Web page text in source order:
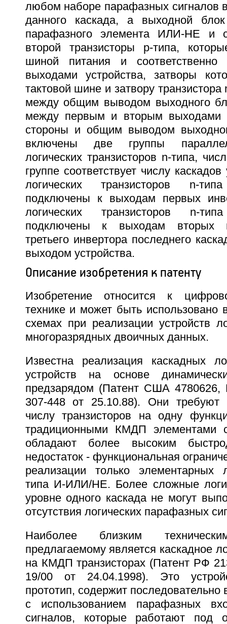
любом наборе парафазных сигналов
данного каскада, а выходной
парафазного элемента ИЛИ-НЕ и
второй транзисторы р-типа,
шиной питания и
выходами устройства, затворы
тактовой шине и затвору
между общим выводом выходного
между первым и вторым выходами
стороны и общим выводом
включены две группы
логических транзисторов n-типа,
группе соответствует числу
логических транзисторов n-
подключены к выходам первых
логических транзисторов n-
подключены к выходам вторых
третьего инвертора последнего
выходом устройства.
Описание изобретения к патенту
Изобретение относится к
технике и может быть использовано
схемах при реализации устройств
многоразрядных двоичных данных.
Известна реализация каскадных
устройств на основе
предзарядом (Патент США
307-448 от 25.10.88). Они требуют
числу транзисторов на одну
традиционными КМДП элементами
обладают более высоким
недостаток - функциональная
реализации только элементарных
типа И-ИЛИ/НЕ. Более сложные
уровне одного каскада не могут
отсутствия логических парафазных
Наиболее близким
предлагаемому является каскадное
на КМДП транзисторах (Патент РФ
19/00 от 24.04.1998). Это
прототип, содержит
с использованием парафазных
сигналов, которые работают под